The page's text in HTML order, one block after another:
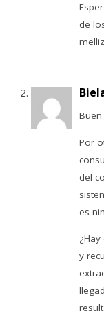
de
Por
del
es
y